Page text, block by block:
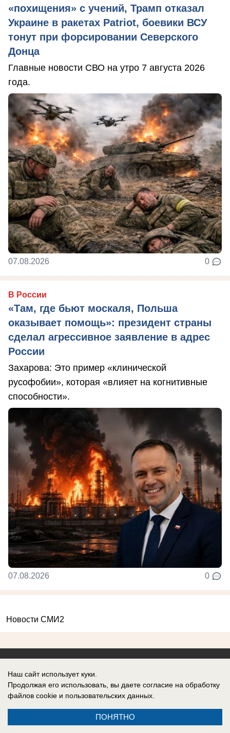
«похищения» с учений, Трамп отказал
Украине в ракетах Patriot, боевики ВСУ
тонут при форсировании Северского
Донца
Главные новости СВО на утро 7 августа 2026
года.
07.08.2026 0
В России
«Там, где бьют москаля, Польша
оказывает помощь»: президент страны
сделал агрессивное заявление в адрес
России
Захарова: Это пример «клинической
русофобии», которая «влияет на когнитивные
способности».
07.08.2026 0
Новости СМИ2
Реклама на сайте
Контакты
Информация
Наш сайт использует куки.
Продолжая его использовать, вы даете согласие на обработку
файлов cookie и пользовательских данных.
ПОНЯТНО